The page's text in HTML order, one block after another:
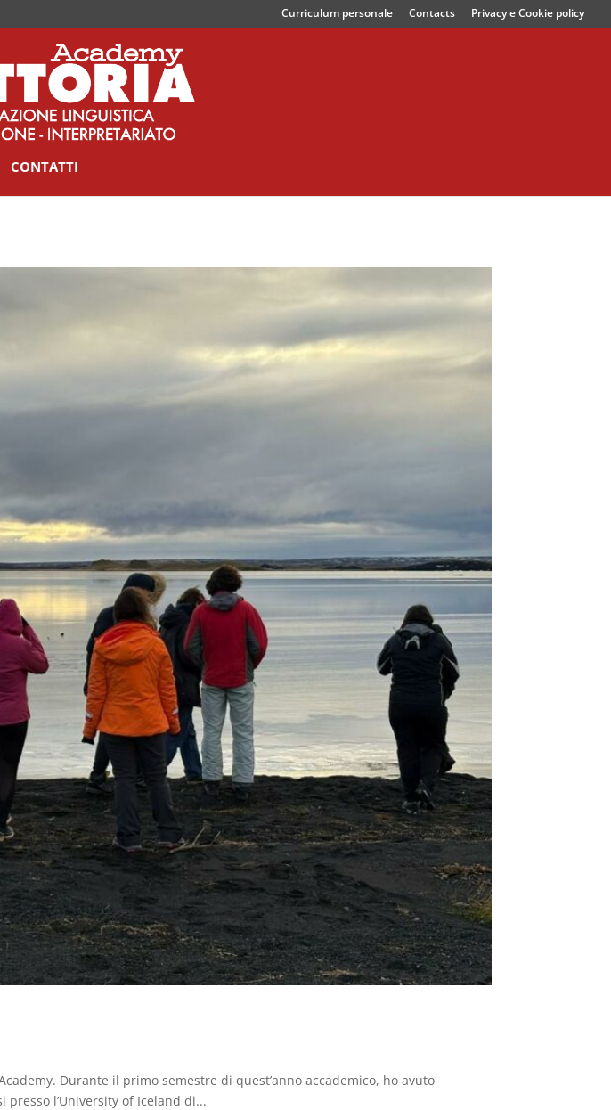
Curriculum personale Contacts Privacy e Cookie policy
CONTATTI
Durante il primo semestre di quest’anno accademico, ho avuto
l’University of Iceland di...